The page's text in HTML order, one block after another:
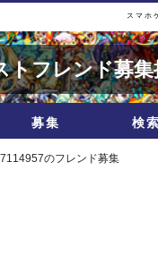
スマホ
トフレンド募集
募集 検索
のフレンド募集